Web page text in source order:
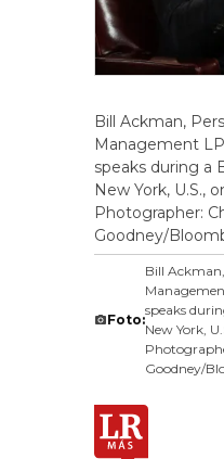
Bill Ackman,
Management
speaks during a
New York, U.S.,
Photographer:
Goodney/
Foto:
Bill
speaks
New York,
Goodney/